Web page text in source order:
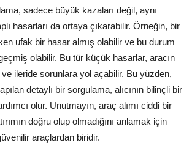
sadece büyük kazaları değil, aynı
hasarları da ortaya çıkarabilir. Örneğin, bir
ufak bir hasar almış olabilir ve bu durum
olabilir. Bu tür küçük hasarlar, aracın
ileride sorunlara yol açabilir. Bu yüzden,
detaylı bir sorgulama, alıcının bilinçli bir
olur. Unutmayın, araç alımı ciddi bir
doğru olup olmadığını anlamak için
araçlardan biridir.